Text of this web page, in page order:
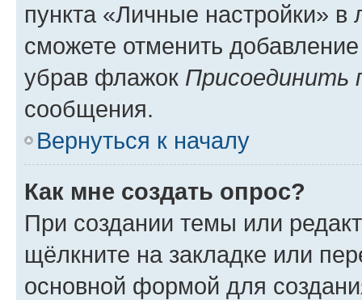
пункта «Личные настройки»
сможете отменить
убрав флажок Присоединить
сообщения.
Вернуться к началу
Как мне создать опрос?
При создании темы или
щёлкните на закладке или
основной формой для